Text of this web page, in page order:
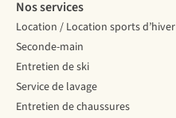
Nos services
Location / Location sports d’hiver
Seconde-main
Entretien de ski
Service de lavage
Entretien de chaussures